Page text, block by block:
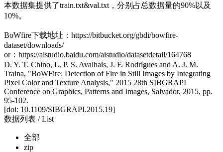
本数据集提供了train.txt&val.txt，分别占总数据量的90%以及
10%。
BoWfire下载地址：https://bitbucket.org/gbdi/bowfire-
dataset/downloads/
or：https://aistudio.baidu.com/aistudio/datasetdetail/164768
D. Y. T. Chino, L. P. S. Avalhais, J. F. Rodrigues and A. J. M.
Traina, "BoWFire: Detection of Fire in Still Images by Integrating
Pixel Color and Texture Analysis," 2015 28th SIBGRAPI
Conference on Graphics, Patterns and Images, Salvador, 2015, pp.
95-102.
[doi: 10.1109/SIBGRAPI.2015.19]
数据列表 / List
全部
zip